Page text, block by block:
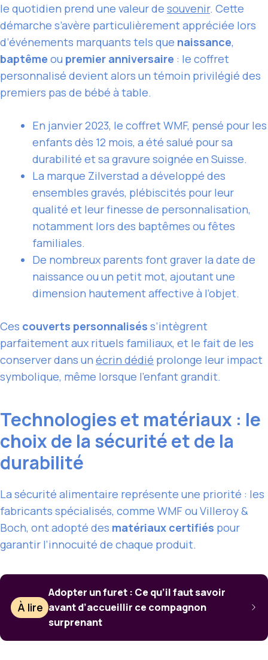
le quotidien prend une valeur de souvenir. Cette
démarche s’avère particulièrement appréciée lors
d’événements marquants tels que naissance,
baptême ou premier anniversaire : le coffret
personnalisé devient alors un témoin privilégié des
premiers pas de bébé à table.
En janvier 2023, le coffret WMF, pensé pour les
enfants dès 12 mois, a été salué pour sa
durabilité et sa gravure soignée en Suisse.
La marque Zilverstad a développé des
ensembles gravés, plébiscités pour leur
qualité et leur finesse de personnalisation,
notamment lors des baptêmes ou fêtes
familiales.
De nombreux parents font graver la date de
naissance ou un petit mot, ajoutant une
dimension hautement affective à l’objet.
Ces couverts personnalisés s’intègrent
parfaitement aux rituels familiaux, et le fait de les
conserver dans un écrin dédié prolonge leur impact
symbolique, même lorsque l’enfant grandit.
Technologies et matériaux : le
choix de la sécurité et de la
durabilité
La sécurité alimentaire représente une priorité : les
fabricants spécialisés, comme WMF ou Villeroy &
Boch, ont adopté des matériaux certifiés pour
garantir l’innocuité de chaque produit.
À lire
Adopter un furet : Ce qu’il faut savoir
avant d’accueillir ce compagnon
surprenant